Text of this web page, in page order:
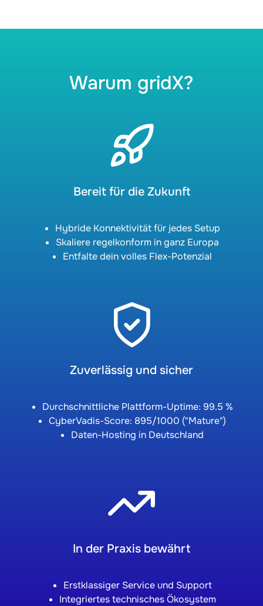
Warum gridX?
Bereit für die Zukunft
Hybride Konnektivität für jedes Setup
Skaliere regelkonform in ganz Europa
Entfalte dein volles Flex-Potenzial
Zuverlässig und sicher
Durchschnittliche Plattform-Uptime: 99.5 %
CyberVadis-Score: 895/1000 ("Mature")
Daten-Hosting in Deutschland
In der Praxis bewährt
Erstklassiger Service und Support
Integriertes technisches Ökosystem